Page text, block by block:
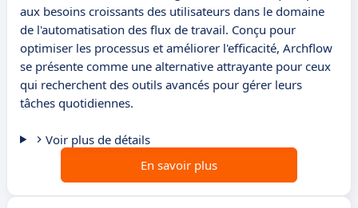
aux besoins croissants des utilisateurs dans le domaine
de l'automatisation des flux de travail. Conçu pour
optimiser les processus et améliorer l'efficacité, Archflow
se présente comme une alternative attrayante pour ceux
qui recherchent des outils avancés pour gérer leurs
tâches quotidiennes.
Voir plus de détails
En savoir plus